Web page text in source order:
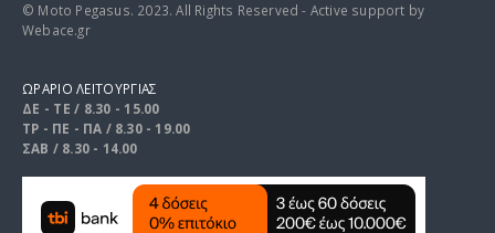
© Moto Pegasus. 2023. All Rights Reserved - Active support by
Webace.gr
ΩΡΑΡΙΟ ΛΕΙΤΟΥΡΓΙΑΣ
ΔΕ - ΤΕ / 8.30 - 15.00
ΤΡ - ΠΕ - ΠΑ / 8.30 - 19.00
ΣΑΒ / 8.30 - 14.00